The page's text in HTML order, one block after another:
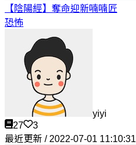
【陰陽經】奪命迎新喃喃匠
恐怖
yiyi
27
3
最近更新 / 2022-07-01 11:10:31